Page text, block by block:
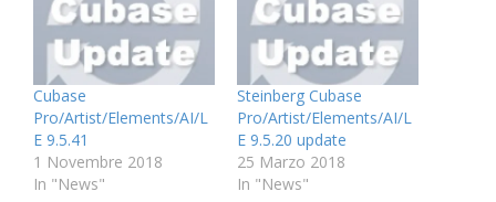
Cubase
Pro/Artist/Elements/AI/L
E 9.5.41
1 Novembre 2018
In "News"
Steinberg Cubase
Pro/Artist/Elements/AI/L
E 9.5.20 update
25 Marzo 2018
In "News"